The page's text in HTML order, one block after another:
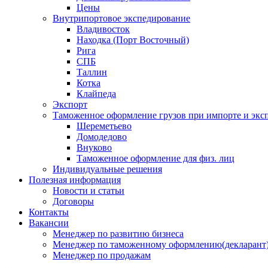
Цены
Внутрипортовое экспедирование
Владивосток
Находка (Порт Восточный)
Рига
СПБ
Таллин
Котка
Клайпеда
Экспорт
Таможенное оформление грузов при импорте и
Шереметьево
Домодедово
Внуково
Таможенное оформление для физ. лиц
Индивидуальные решения
Полезная информация
Новости и статьи
Договоры
Контакты
Вакансии
Менеджер по развитию бизнеса
Менеджер по таможенному
Менеджер по продажам